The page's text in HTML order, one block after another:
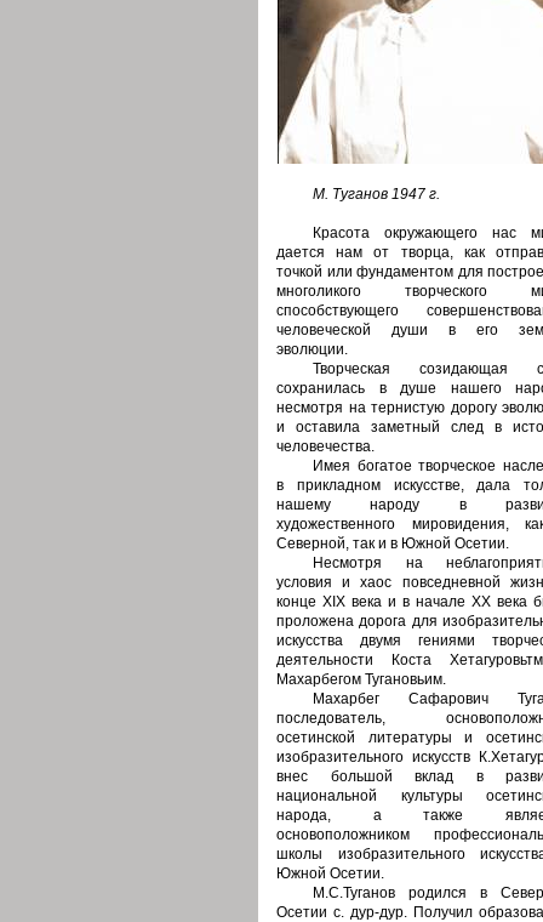
М. Туганов 1947 г.
Красота окружающего нас
дается нам от творца, как
точкой или фундаментом для
многоликого творческого
способствующего
человеческой души в его
эволюции.
Творческая созидающая
сохранилась в душе нашего
несмотря на тернистую дорогу
и оставила заметный след в
человечества.
Имея богатое творческое
в прикладном искусстве, дала
нашему народу в
художественного мировидения,
Северной, так и в Южной Осетии.
Несмотря на
условия и хаос повседневной
конце ХIХ века и в начале ХХ века
проложена дорога для
искусства двумя гениями
деятельности Коста
Махарбегом Тугановьим.
Махарбег Сафарович
последователь,
осетинской литературы и
изобразительного искусств
внес большой вклад в
национальной культуры
народа, а также
основоположником
школы изобразительного
Южной Осетии.
М.С.Туганов родился в
Осетии с. дур-дур. Получил